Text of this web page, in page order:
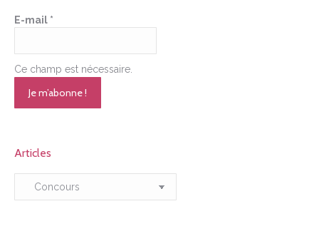
E-mail *
Ce champ est nécessaire.
Articles
Articles